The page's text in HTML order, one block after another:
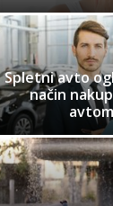
Spletni avto
način